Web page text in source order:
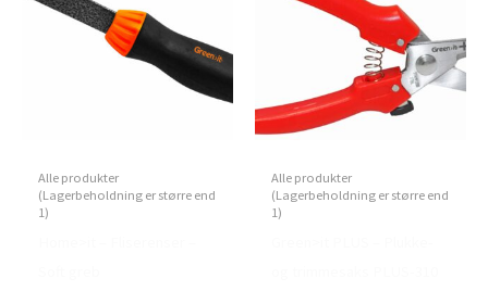
Alle produkter
(Lagerbeholdning er større end
1)
Alle produkter
(Lagerbeholdning er større end
1)